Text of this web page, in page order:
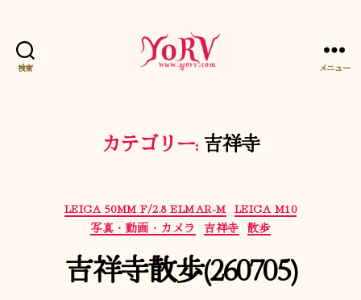
検索 メニュー
カテゴリー: 吉祥寺
カ
テ
ゴ
リ
ー
LEICA 50MM F/2.8 ELMAR-M LEICA M10
写真・動画・カメラ
吉祥寺 散歩
吉祥寺散歩(260705)